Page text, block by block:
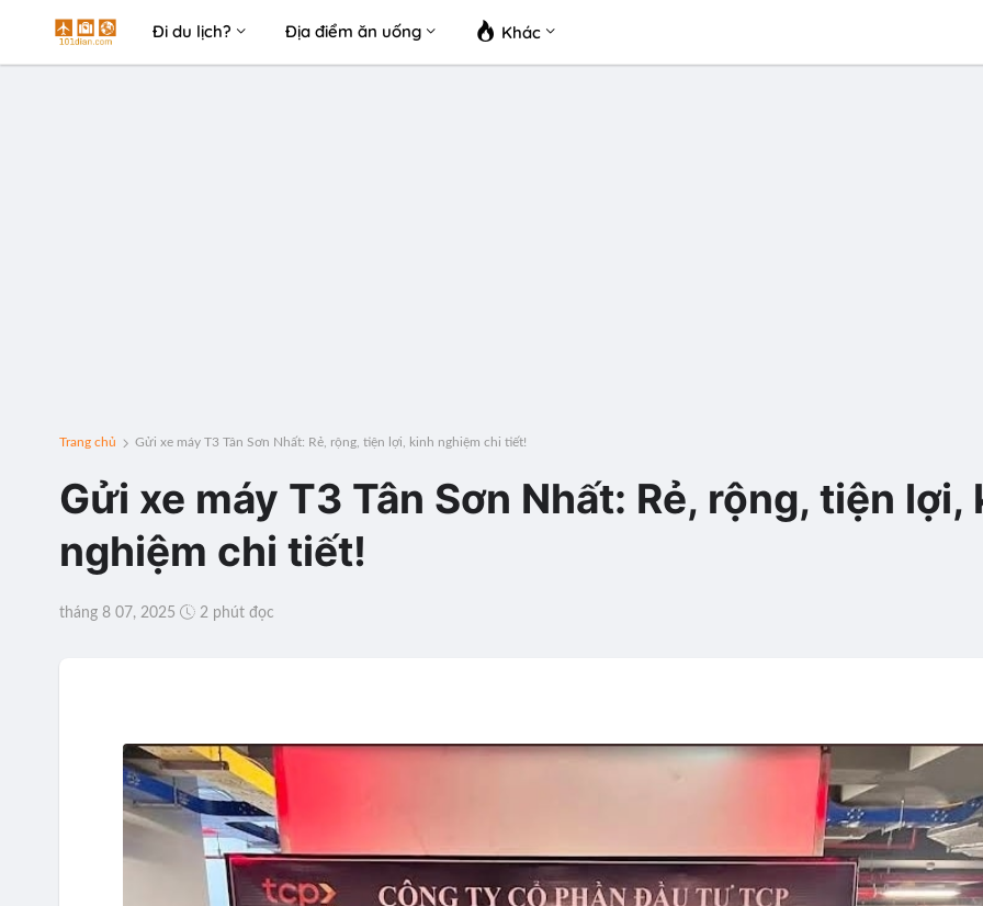
Đi du lịch? Địa điểm ăn uống Khác
Trang chủ Gửi xe máy T3 Tân Sơn Nhất: Rẻ, rộng, tiện lợi, kinh nghiệm chi tiết!
Gửi xe máy T3 Tân Sơn Nhất: Rẻ, rộng, tiện lợi,
nghiệm chi tiết!
tháng 8 07, 2025 2 phút đọc